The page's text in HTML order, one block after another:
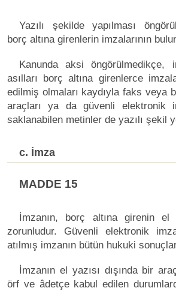
Yazılı şekilde yapılması
borç altına girenlerin imzalarının
Kanunda aksi öngörülmedikçe,
asılları borç altına girenlerce
edilmiş olmaları kaydıyla faks veya
araçları ya da güvenli elektronik
saklanabilen metinler de yazılı şekil
c. İmza
MADDE 15
İmzanın, borç altına girenin el
zorunludur. Güvenli elektronik
atılmış imzanın bütün hukuki
İmzanın el yazısı dışında bir
örf ve âdetçe kabul edilen